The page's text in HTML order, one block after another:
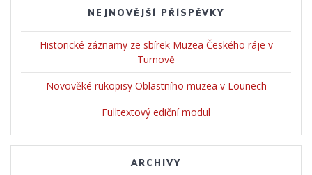
NEJNOVĚJŠÍ PŘÍSPĚVKY
Historické záznamy ze sbírek Muzea Českého ráje v
Turnově
Novověké rukopisy Oblastního muzea v Lounech
Fulltextový ediční modul
ARCHIVY